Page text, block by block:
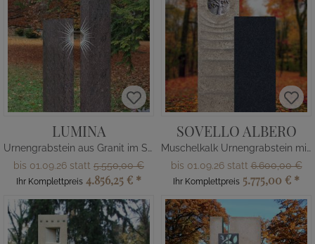
LUMINA
Urnengrabstein aus Granit im Sonnen Design
bis 01.09.26 statt 5.550,00 €
Ihr Komplettpreis 4.856,25 € *
SOVELLO ALBERO
Muschelkalk Urnengrabstein mit Lebensbaumrelief
bis 01.09.26 statt6.600,00 €
Ihr Komplettpreis 5.775,00 € *